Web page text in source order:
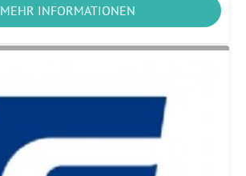
MEHR INFORMATIONEN